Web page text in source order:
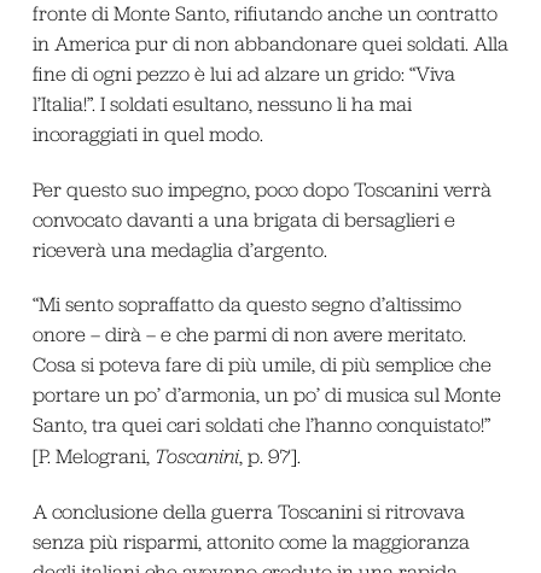
fronte di Monte Santo, rifiutando anche un contratto
in America pur di non abbandonare quei soldati. Alla
fine di ogni pezzo è lui ad alzare un grido: “Viva
l’Italia!”. I soldati esultano, nessuno li ha mai
incoraggiati in quel modo.
Per questo suo impegno, poco dopo Toscanini verrà
convocato davanti a una brigata di bersaglieri e
riceverà una medaglia d’argento.
“Mi sento sopraffatto da questo segno d’altissimo
onore – dirà – e che parmi di non avere meritato.
Cosa si poteva fare di più umile, di più semplice che
portare un po’ d’armonia, un po’ di musica sul Monte
Santo, tra quei cari soldati che l’hanno conquistato!”
[P. Melograni, Toscanini, p. 97].
A conclusione della guerra Toscanini si ritrovava
senza più risparmi, attonito come la maggioranza